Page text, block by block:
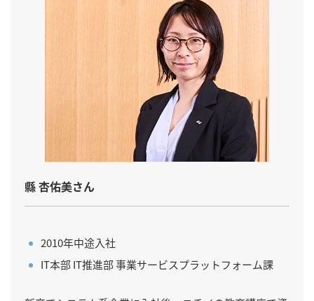
縣 杏佑美さん
2010年中途入社
IT本部 IT推進部 事業サービスプラットフォーム課